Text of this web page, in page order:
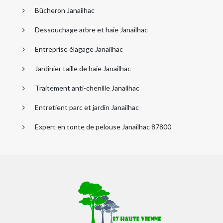
Bûcheron Janailhac
Dessouchage arbre et haie Janailhac
Entreprise élagage Janailhac
Jardinier taille de haie Janailhac
Traitement anti-chenille Janailhac
Entretient parc et jardin Janailhac
Expert en tonte de pelouse Janailhac 87800